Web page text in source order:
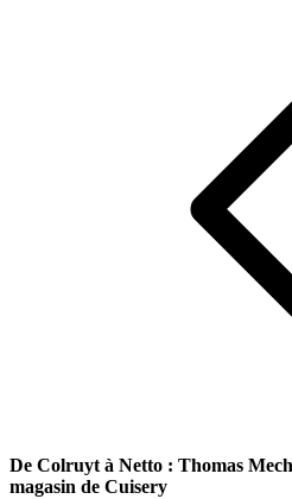
De Colruyt à Netto : Thomas
magasin de Cuisery